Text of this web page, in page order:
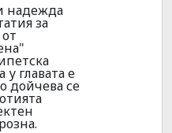
надежда
за
у главата е
дойчева се